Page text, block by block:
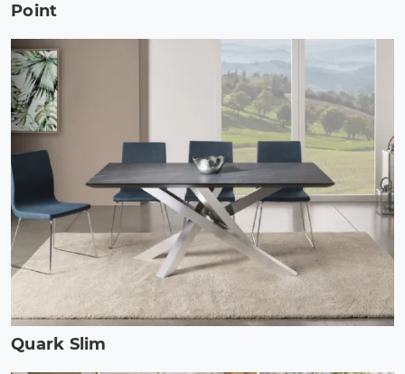
Point
Quark Slim